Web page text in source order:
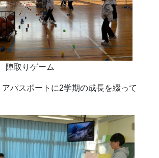
陣取りゲーム
パスポートに2学期の成長を綴って